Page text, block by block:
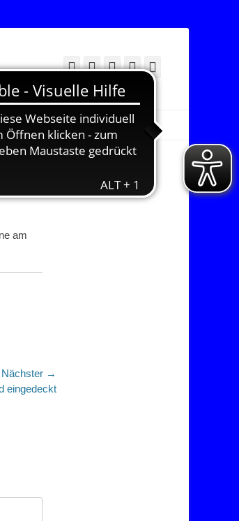
Facebook
Twitter
E- YouTube
am
Nächster →
eingedeckt